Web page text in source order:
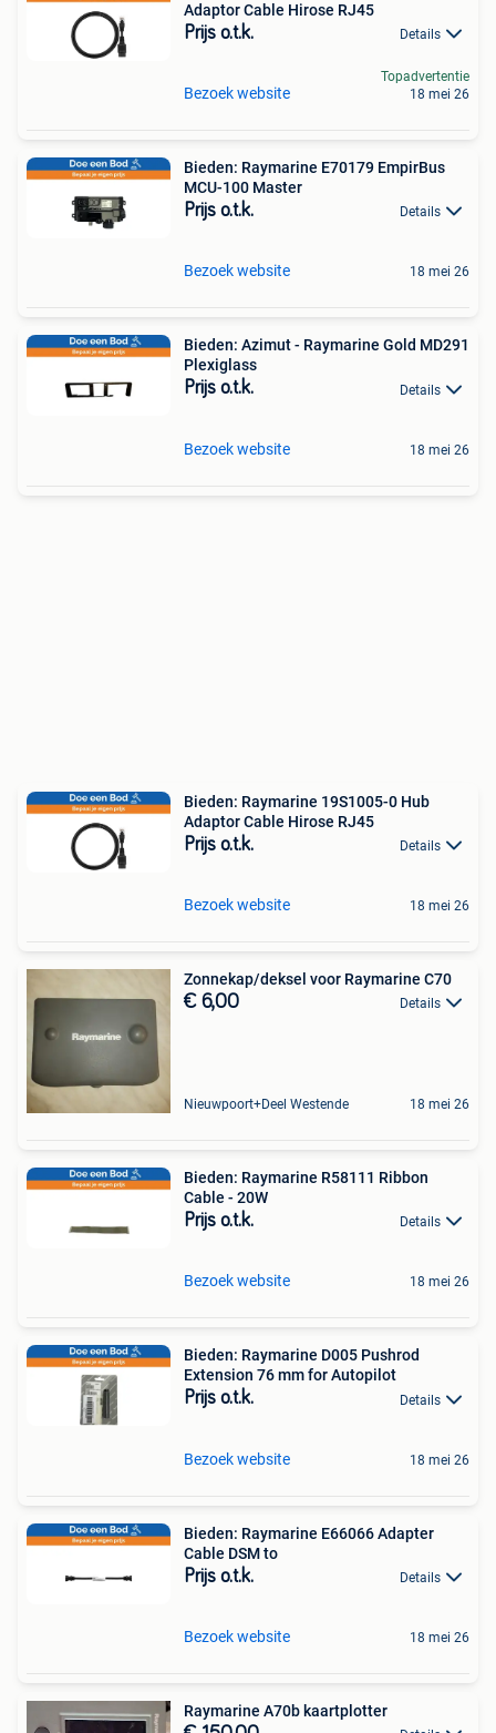
Adaptor Cable Hirose RJ45
Prijs o.t.k. Details
Bezoek website
Topadvertentie
18 mei 26
Bieden: Raymarine E70179 EmpirBus
MCU-100 Master
Prijs o.t.k. Details
Bezoek website 18 mei 26
Bieden: Azimut - Raymarine Gold MD291
Plexiglass
Prijs o.t.k. Details
Bezoek website 18 mei 26
Bieden: Raymarine 19S1005-0 Hub
Adaptor Cable Hirose RJ45
Prijs o.t.k. Details
Bezoek website 18 mei 26
Zonnekap/deksel voor Raymarine C70
€ 6,00 Details
Nieuwpoort+Deel Westende 18 mei 26
Bieden: Raymarine R58111 Ribbon
Cable - 20W
Prijs o.t.k. Details
Bezoek website 18 mei 26
Bieden: Raymarine D005 Pushrod
Extension 76 mm for Autopilot
Prijs o.t.k. Details
Bezoek website 18 mei 26
Bieden: Raymarine E66066 Adapter
Cable DSM to
Prijs o.t.k. Details
Bezoek website 18 mei 26
Raymarine A70b kaartplotter